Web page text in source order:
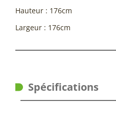
Hauteur : 176cm
Largeur : 176cm
Spécifications